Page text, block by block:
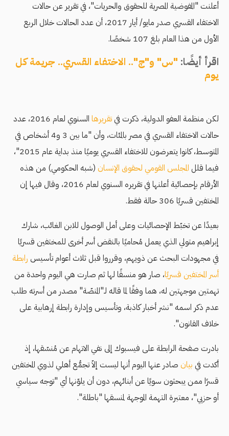
أعلنت "المفوضية المصرية للحقوق والحريات"، في تقرير عن حالات
الاختفاء القسري صدر مايو/ أيار 2017، أن عدد الحالات خلال الربع
الأول من هذا العام بلغ 107 شخصًا.
اقرأ أيضًا: "س" و"ج".. الاختفاء القسري.. جريمة كل
يوم
لكن منظمة العفو الدولية، ذكرت فيتقريرها
السنوي لعام 2016، عدد
حالات الاختفاء القسري في مصر بالمئات، وأن "ما بين 3 و4 أشخاص في
المتوسط، كانوا يتعرضون للاختفاء القسري يوميًا منذ بداية عام 2015"،
فيما قلل المجلس القومي لحقوق الإنسان (شبه الحكومي) من هذه
الأرقام بإحصائية أعلنها في تقريره السنوي لعام 2016، وقال فيها إن
المختفين قسريًا 306 حالة فقط.
بعيدًا عن تخبّط الإحصائيات وعلى أمل الوصول للابن الغائب، شارك
إبراهيم متولي الذي يعمل مُحاميًا بالنقض أسر أخرى للمختفين قسريًا
في مجهودات البحث عن ذويهم، وقرروا قبل ثلاث أعوام تأسيس رابطة
أسر المختفين قسريًا، صار هو منسقًا لها ثم صارت هي اليوم واحدة من
تهمتين موجهتين له، هما وفقًا لما قاله لـ"المنصّة" مصدر من أسرته طلب
عدم ذكر اسمه "نشر أخبار كاذبة، وتأسيس وإدارة رابطة إرهابية على
خلاف القانون".
بادرت صفحة الرابطة على فيسبوك إلى نفي الاتهام عن مُنسّقها، إذ
أكدت في بيان صادر عنها اليوم أنها ليست إلاّ تجمُّع أهلي لذوي المختفين
قسرًا ممن يبحثون سويًا عن أبنائهم، دون أن يلوّنها أي "توجه سياسي
أو حزبي"، معتبرة التهمة الموجهة لمنسقها "باطلة".